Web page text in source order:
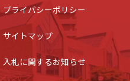
プライバシーポリシー
サイトマップ
入札に関するお知らせ